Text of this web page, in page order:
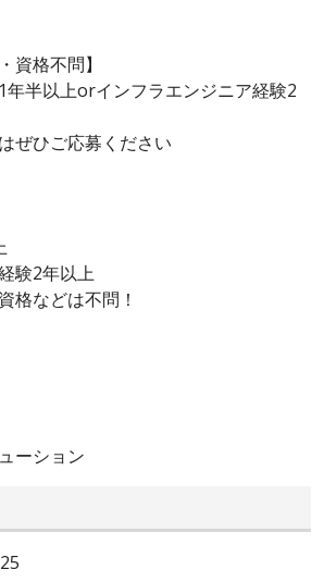
資格不問】
年半以上orインフラエンジニア経験2
ぜひご応募ください
験2年以上
格などは不問！
ーション